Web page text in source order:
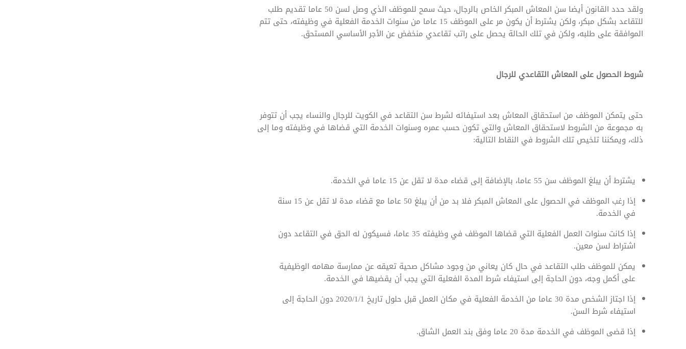
ولقد حدد القانون أيضا سن المعاش المبكر الخاص بالرجال، حيث سمح للموظف الذي وصل لسن 50 عاما تقديم طلب
للتقاعد بشكل مبكر، ولكن يشترط أن يكون مر على الموظف 15 عاما من سنوات الخدمة الفعلية في وظيفته، حتى تتم
الموافقة على طلبه، ولكن في تلك الحالة يحصل على راتب تقاعدي منخفض عن الأجر الأساسي المستحق.
شروط الحصول على المعاش التقاعدي للرجال
حتى يتمكن الموظف من استحقاق المعاش بعد استيفائه لشرط سن التقاعد في الكويت للرجال والنساء يجب أن تتوفر
به مجموعة من الشروط لاستحقاق المعاش والتي تكون حسب عمره وسنوات الخدمة التي قضاها في وظيفته وما إلى
ذلك، ويمكننا تلخيص تلك الشروط في النقاط التالية:
يشترط أن يبلغ الموظف سن 55 عاما، بالإضافة إلى قضاء مدة لا تقل عن 15 عاما في الخدمة.
إذا رغب الموظف في الحصول على المعاش المبكر فلا بد من أن يبلغ 50 عاما مع قضاء مدة لا تقل عن 15 سنة
في الخدمة.
إذا كانت سنوات العمل الفعلية التي قضاها الموظف في وظيفته 35 عاما، فسيكون له الحق في التقاعد دون
اشتراط لسن معين.
يمكن للموظف طلب التقاعد في حال كان يعاني من وجود مشاكل صحية تعيقه عن ممارسة مهامه الوظيفية
على أكمل وجه، دون الحاجة إلى استيفاء شرط المدة الفعلية التي يجب أن يقضيها في الخدمة.
إذا اجتاز الشخص مدة 30 عاما من الخدمة الفعلية في مكان العمل قبل حلول تاريخ 2020/1/1 دون الحاجة إلى
استيفاء شرط السن.
إذا قضى الموظف في الخدمة مدة 20 عاما وفق بند العمل الشاق.